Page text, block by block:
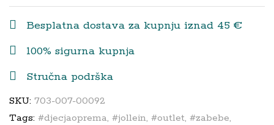
quantity
Besplatna dostava za kupnju iznad 45 €
100% sigurna kupnja
Stručna podrška
SKU: 703-007-00092
Tags: #djecjaoprema, #jollein, #outlet, #zabebe,